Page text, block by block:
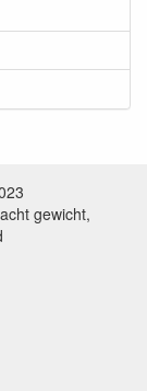
gewicht,